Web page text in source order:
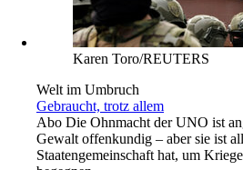
Karen Toro/REUTERS
Welt im Umbruch
Gebraucht, trotz allem
Abo Die Ohnmacht der UNO ist
Gewalt offenkundig – aber sie ist
Staatengemeinschaft hat, um